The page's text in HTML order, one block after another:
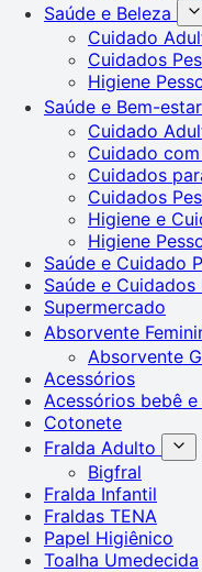
Saúde e Beleza
Cuidado
Cuidados
Higiene
Saúde e Bem-estar
Cuidado
Cuidado
Cuidados
Cuidados
Higiene e
Higiene
Saúde e Cuidado
Saúde e Cuidados
Supermercado
Absorvente
Absorvente
Acessórios
Acessórios bebê
Cotonete
Fralda Adulto
Bigfral
Fralda Infantil
Fraldas TENA
Papel Higiênico
Toalha Umedecida